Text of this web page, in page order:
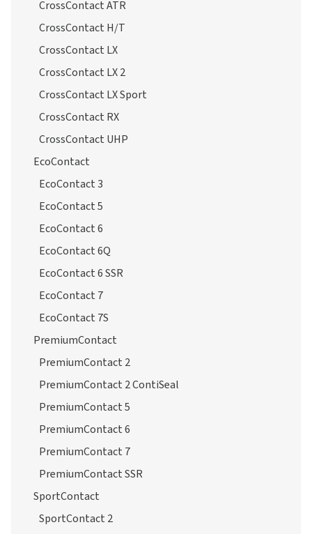
CrossContact ATR
CrossContact H/T
CrossContact LX
CrossContact LX 2
CrossContact LX Sport
CrossContact RX
CrossContact UHP
EcoContact
EcoContact 3
EcoContact 5
EcoContact 6
EcoContact 6Q
EcoContact 6 SSR
EcoContact 7
EcoContact 7S
PremiumContact
PremiumContact 2
PremiumContact 2 ContiSeal
PremiumContact 5
PremiumContact 6
PremiumContact 7
PremiumContact SSR
SportContact
SportContact 2